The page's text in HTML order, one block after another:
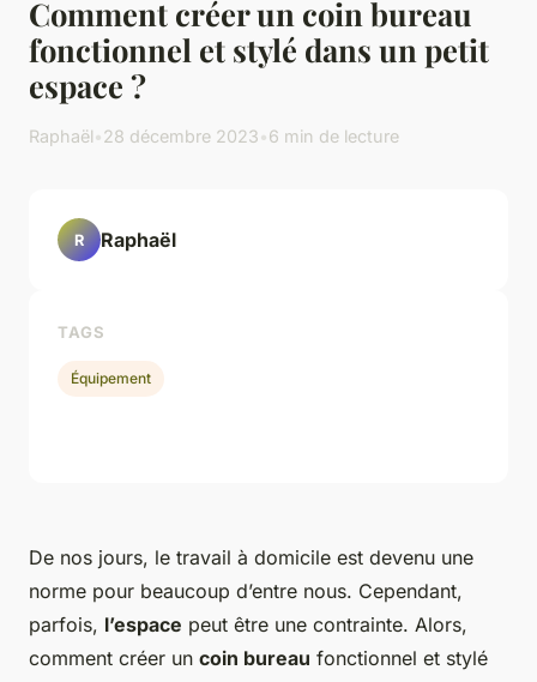
Comment créer un coin bureau
fonctionnel et stylé dans un petit
espace ?
Raphaël•28 décembre 2023•6 min de lecture
De nos jours, le travail à domicile est devenu une
norme pour beaucoup d’entre nous. Cependant,
parfois, l’espace peut être une contrainte. Alors,
comment créer un coin bureau fonctionnel et stylé
R Raphaël
TAGS
Équipement